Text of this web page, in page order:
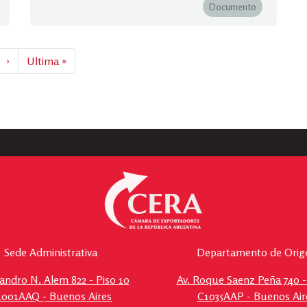
Documento
› Siguiente
página
Ultima »
página
Sede Administrativa
N. Alem 822 - Piso 10
- Buenos Aires
Departamento de
Av. Roque Saenz Peña 740
C1035AAP - Buenos